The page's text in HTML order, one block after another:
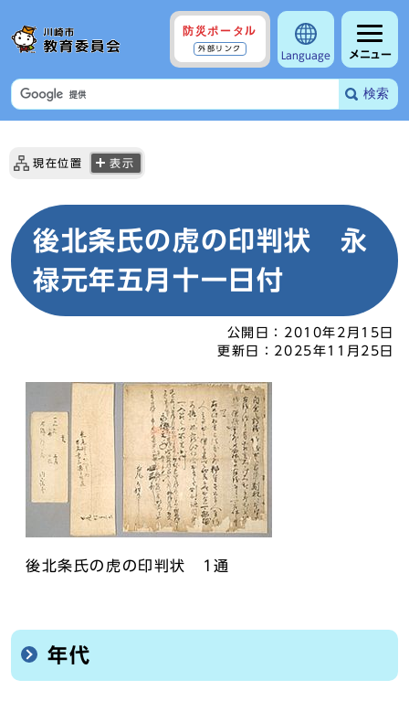
防災ポータル
外部リンク
Language メニュー
検索
現在位置 表示
後北条氏の虎の印判状 永
禄元年五月十一日付
公開日： 2010年2月15日
更新日： 2025年11月25日
後北条氏の虎の印判状 1通
年代